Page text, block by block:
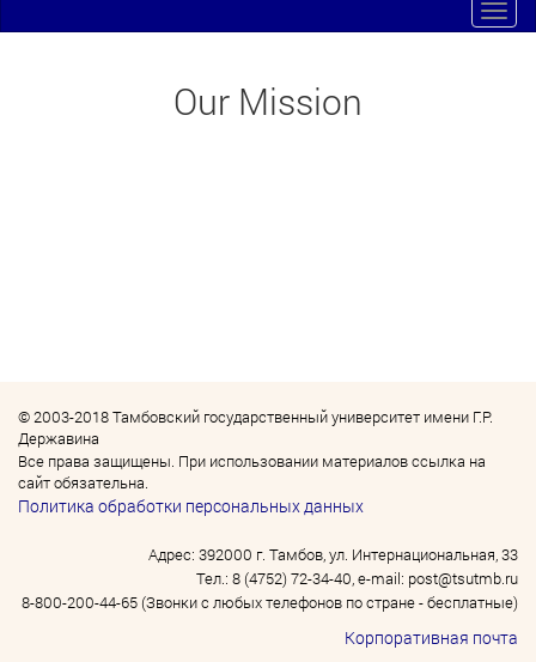
Our Mission
© 2003-2018 Тамбовский государственный университет имени Г.Р.
Державина
Все права защищены. При использовании материалов ссылка на
сайт обязательна.
Политика обработки персональных данных
Адрес: 392000 г. Тамбов, ул. Интернациональная, 33
Тел.: 8 (4752) 72-34-40, e-mail: post@tsutmb.ru
8-800-200-44-65 (Звонки с любых телефонов по стране - бесплатные)
Корпоративная почта